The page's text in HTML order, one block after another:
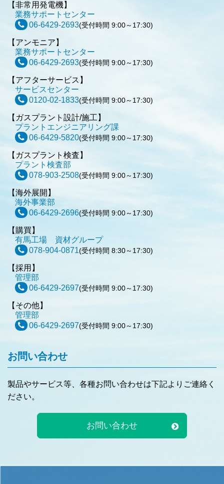
【非常用発電機】
業務サポートセンター
06-6429-2693(受付時間 9:00～17:30)
【アンモニア】
業務サポートセンター
06-6429-2693(受付時間 9:00～17:30)
【アフターサービス】
サービスセンター
0120-02-1833(受付時間 9:00～17:30)
【ガスプラント設計/施工】
プラントエンジニアリング課
06-6429-5820(受付時間 9:00～17:30)
【ガスプラント検査】
プラント検査部
078-903-2508(受付時間 9:00～17:30)
【海外展開】
海外事業部
06-6429-2696(受付時間 9:00～17:30)
【購買】
有馬工場 資材グループ
078-904-0871(受付時間 8:30～17:30)
【採用】
管理部
06-6429-2697(受付時間 9:00～17:30)
【その他】
管理部
06-6429-2697(受付時間 9:00～17:30)
お問い合わせ
製品やサービス等、各種お問い合わせは下記よりご連絡く
ださい。
お問い合わせ